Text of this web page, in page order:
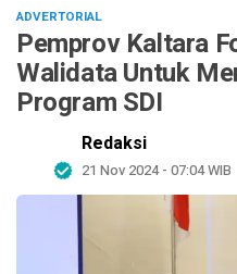
ADVERTORIAL
Pemprov Kaltara
Walidata Untuk
Program SDI
Redaksi
21 Nov 2024 - 07:04 WIB